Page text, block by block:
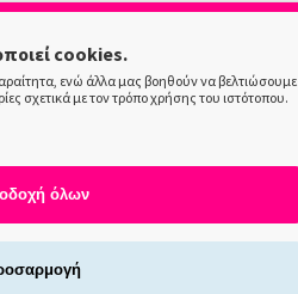
cookies.
ενώ άλλα μας βοηθούν να βελτιώσουμε
σχετικά με τον τρόπο χρήσης του ιστότοπου.
όλων